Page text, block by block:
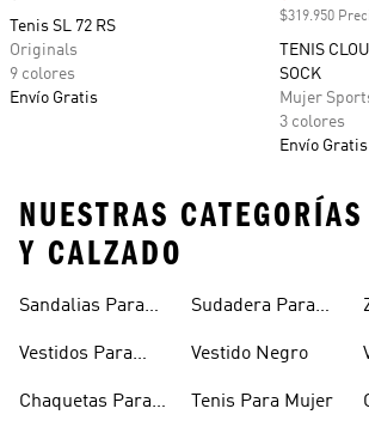
Tenis SL 72 RS
Originals
9 colores
Envío Gratis
$319.950
TENIS
SOCK
Mujer
3 colores
Envío Gratis
NUESTRAS
Y CALZADO
Sandalias Para
Vestidos Para
Chaquetas Para
Sudadera Para
Vestido Negro
Tenis Para Mujer